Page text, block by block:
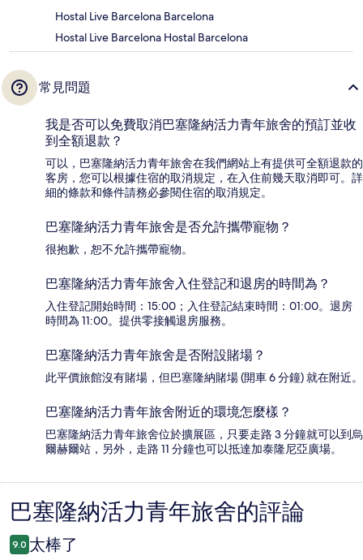
Hostal Live Barcelona Barcelona
Hostal Live Barcelona Hostal Barcelona
常見問題
我是否可以免費取消巴塞隆納活力青年旅舍的預訂並收
到全額退款？
可以，巴塞隆納活力青年旅舍在我們網站上有提供可全額退款的
客房，您可以根據住宿的取消規定，在入住前幾天取消即可。詳
細的條款和條件請務必參閱住宿的取消規定。
巴塞隆納活力青年旅舍是否允許攜帶寵物？
很抱歉，恕不允許攜帶寵物。
巴塞隆納活力青年旅舍入住登記和退房的時間為？
入住登記開始時間：15:00；入住登記結束時間：01:00。退房
時間為 11:00。提供零接觸退房服務。
巴塞隆納活力青年旅舍是否附設賭場？
此平價旅館沒有賭場，但巴塞隆納賭場 (開車 6 分鐘) 就在附近。
巴塞隆納活力青年旅舍附近的環境怎麼樣？
巴塞隆納活力青年旅舍位於擴展區，只要走路 3 分鐘就可以到烏
爾赫爾站，另外，走路 11 分鐘也可以抵達加泰隆尼亞廣場。
評
論
巴塞隆納活力青年旅舍的評論
9.0 太棒了